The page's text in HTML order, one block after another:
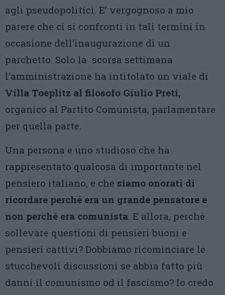
agli pseudopolitici. E’ vergognoso a mio
parere che ci si confronti in tali termini in
occasione dell’inaugurazione di un
parchetto. Solo la scorsa settimana
l’amministrazione ha intitolato un viale di
Villa Toeplitz al filosofo Giulio Preti,
organico al Partito Comunista, parlamentare
per quella parte.
Una persona e uno studioso che ha
rappresentato qualcosa di importante nel
pensiero italiano, e che siamo onorati di
ricordare perché era un grande pensatore e
non perché era comunista. E allora, perché
sollevare questioni di pensieri buoni e
pensieri cattivi? Dobbiamo ricominciare le
stucchevoli discussioni se abbia fatto più
danni il comunismo od il fascismo? Io credo